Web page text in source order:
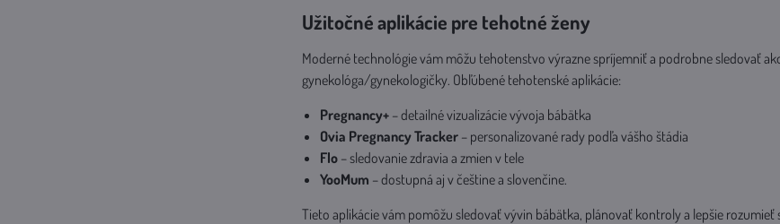
Užitočné aplikácie pre tehotné ženy
Moderné technológie vám môžu tehotenstvo výrazne spríjemniť a podrobne sledovať
gynekológa/gynekologičky. Obľúbené tehotenské aplikácie:
Pregnancy+ – detailné vizualizácie vývoja bábätka
Ovia Pregnancy Tracker – personalizované rady podľa vášho štádia
Flo – sledovanie zdravia a zmien v tele
YooMum – dostupná aj v češtine a slovenčine.
Tieto aplikácie vám pomôžu sledovať vývin bábätka, plánovať kontroly a lepšie rozumieť